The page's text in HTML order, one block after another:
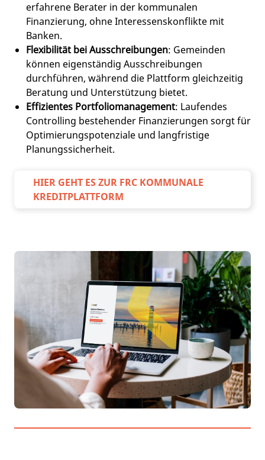
erfahrene Berater in der kommunalen
Finanzierung, ohne Interessenskonflikte mit
Banken.
Flexibilität bei Ausschreibungen: Gemeinden
können eigenständig Ausschreibungen
durchführen, während die Plattform gleichzeitig
Beratung und Unterstützung bietet.
Effizientes Portfoliomanagement: Laufendes
Controlling bestehender Finanzierungen sorgt für
Optimierungspotenziale und langfristige
Planungssicherheit.
HIER GEHT ES ZUR FRC KOMMUNALE
KREDITPLATTFORM